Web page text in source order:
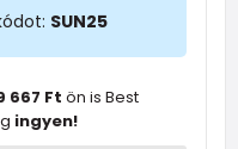
SUN25
667 Ft ön is Best
ingyen!